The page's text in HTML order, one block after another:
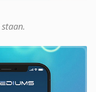
staan.